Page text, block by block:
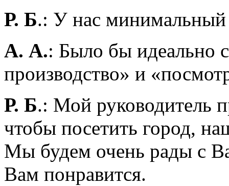
Р. Б.: У нас минимальный
А. А.: Было бы идеально
производство» и
Р. Б.: Мой руководитель
чтобы посетить город,
Мы будем очень рады с
Вам понравится.